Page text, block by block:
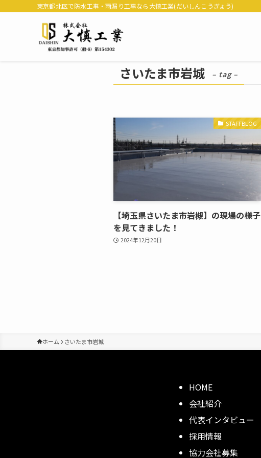
東京都北区で防水工事・雨漏り工事なら大慎工業(だいしんこうぎょう)
さいたま市岩城 – tag –
STAFFBLOG
【埼玉県さいたま市岩槻】の現場の様子
を見てきました！
2024年12月20日
ホーム さいたま市岩城
HOME
会社紹介
代表インタビュー
採用情報
協力会社募集